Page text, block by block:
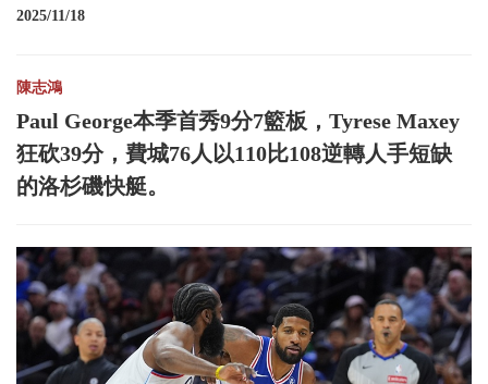
2025/11/18
陳志鴻
Paul George本季首秀9分7籃板，Tyrese Maxey
狂砍39分，費城76人以110比108逆轉人手短缺
的洛杉磯快艇。